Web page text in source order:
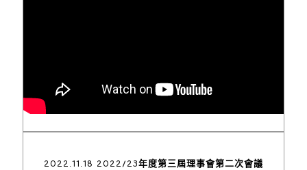
2022.11.18 2022∕23年度第三屆理事會第二次會議